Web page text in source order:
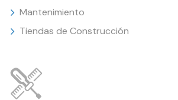
Mantenimiento
Tiendas de Construcción